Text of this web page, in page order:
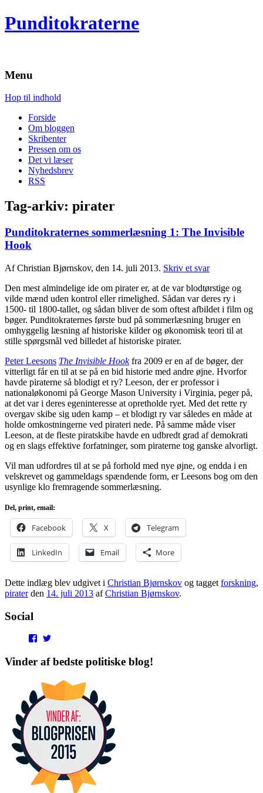
Punditokraterne
Menu
Hop til indhold
Forside
Om bloggen
Skribenter
Pressen om os
Det vi læser
Nyhedsbrev
RSS
Tag-arkiv: pirater
Punditokraternes sommerlæsning 1: The Invisible
Hook
Af Christian Bjørnskov, den 14. juli 2013. Skriv et svar
Den mest almindelige ide om pirater er, at de var blodtørstige og
vilde mænd uden kontrol eller rimelighed. Sådan var deres ry i
1500- til 1800-tallet, og sådan bliver de som oftest afbildet i film og
bøger. Punditokraternes første bud på sommerlæsning bruger en
omhyggelig læsning af historiske kilder og økonomisk teori til at
stille spørgsmål ved billedet af historiske pirater.
Peter Leesons The Invisible Hookfra 2009 er en af de bøger, der
vitterligt får en til at se på en bid historie med andre øjne. Hvorfor
havde piraterne så blodigt et ry? Leeson, der er professor i
nationaløkonomi på George Mason University i Virginia, peger på,
at det var i deres egeninteresse at opretholde ryet. Med det rette ry
overgav skibe sig uden kamp – et blodigt ry var således en måde at
holde omkostningerne ved pirateri nede. På samme måde viser
Leeson, at de fleste piratskibe havde en udbredt grad af demokrati
og en slags effektive forfatninger, som piraterne tog ganske alvorligt.
Vil man udfordres til at se på forhold med nye øjne, og endda i en
velskrevet og gammeldags spændende form, er Leesons bog om den
usynlige klo fremragende sommerlæsning.
Del, print, email:
Facebook X Telegram
LinkedIn Email More
Dette indlæg blev udgivet i Christian Bjørnskov og tagget forskning,
piraterden 14. juli 2013 afChristian Bjørnskov.
Social
View
profile
on
profile
on
Vinder af bedste politiske blog!